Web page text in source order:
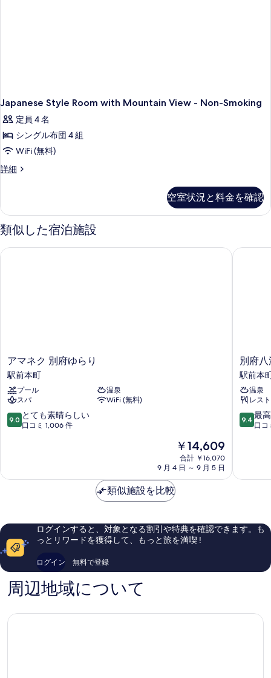
Japanese Style Room with Mountain View - Non-Smoking
定員 4 名
シングル布団 4 組
WiFi (無料)
詳細
Japanese
Mountain
View
-
Non-
Smoking
空室状況と料金を確認
類似した宿泊施設
ア
マ
ネ
ク
別
府
ゆ
本
アマネク 別府ゆらり
駅前本町
プール
温泉
スパ
WiFi (無料)
10
段
て
ら
い、
口
1,006
件
の
9.0 とても素晴らしい
口コミ 1,006 件
現
在
の
金
￥14,609
合計 ￥16,070
9 月 4 日 ～ 9 月 5 日
アマネク 別府ゆらり
別
府
八
湯
御
宿
野
前
別府
駅前本
温泉
レス
10
段
高
ら
し
9.4 最
口コ
別府八
類似施設を比較
ログインすると、対象となる割引や特典を確認できます。も
っとリワードを獲得して、もっと旅を満喫 !
ログイン 無料で登録
周辺地域について